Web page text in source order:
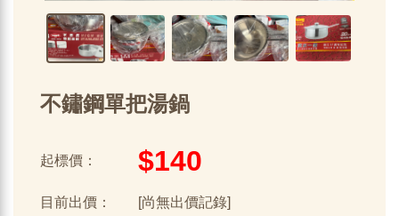
不鏽鋼單把湯鍋
起標價： $140
目前出價：
[尚無出價記錄]